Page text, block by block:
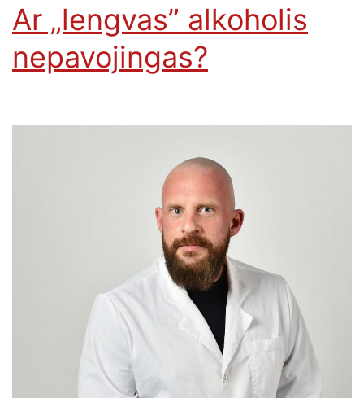
Ar „lengvas” alkoholis
nepavojingas?